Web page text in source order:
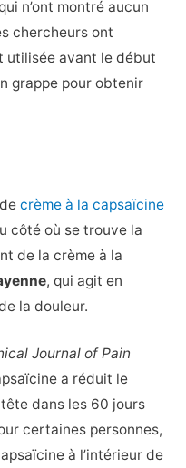
n’ont montré aucun
chercheurs ont
utilisée avant le début
grappe pour obtenir
crème à la capsaïcine
côté où se trouve la
de la crème à la
, qui agit en
la douleur.
Journal of Pain
a réduit le
dans les 60 jours
certaines personnes,
à l’intérieur de